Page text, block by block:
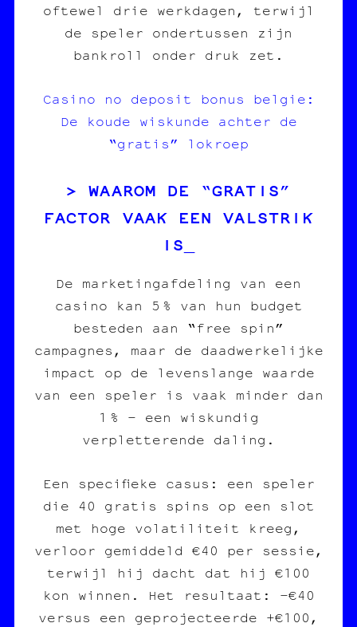
oftewel drie werkdagen, terwijl
de speler ondertussen zijn
bankroll onder druk zet.
Casino no deposit bonus belgie:
De koude wiskunde achter de
“gratis” lokroep
WAAROM DE “GRATIS”
FACTOR VAAK EEN VALSTRIK
IS
De marketingafdeling van een
casino kan 5 % van hun budget
besteden aan “free spin”
campagnes, maar de daadwerkelijke
impact op de levenslange waarde
van een speler is vaak minder dan
1 % – een wiskundig
verpletterende daling.
Een specifieke casus: een speler
die 40 gratis spins op een slot
met hoge volatiliteit kreeg,
verloor gemiddeld €40 per sessie,
terwijl hij dacht dat hij €100
kon winnen. Het resultaat: -€40
versus een geprojecteerde +€100,